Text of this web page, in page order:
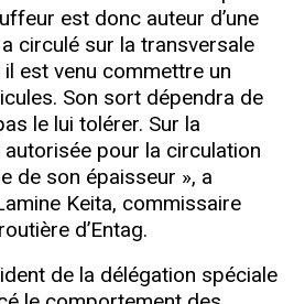
est donc auteur d’une
circulé sur la transversale
est venu commettre un
Son sort dépendra de
le lui tolérer. Sur la
pour la circulation
de son épaisseur », a
Keita, commissaire
d’Entag.
de la délégation spéciale